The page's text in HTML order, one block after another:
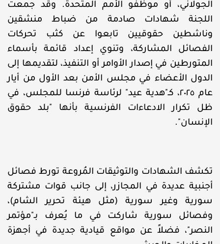
الجولاني، أو موظفو الأمم المتحدة. وقد جمعت
اللجنة شهادات صادمة من ضباط منشقين
وناشطين حقوقيين تابعوا عن كثب تحركات
الفصائل المشاركة، وتنوي إعداد قائمة بأسماء
المتورطين في إصدار الأوامر أو التنفيذ، لتقديمها إلى
الدول الأعضاء في مجلس الأمن بعد الأول من أيار
عام ٢٠٢٥، كـ"هدية عيد" لرئاسة فرنسا للمجلس، في
ظل تكرار الادعاءات الفرنسية بأنها "بلد حقوق
الإنسان".
تكشف الشهادات والتوثيقات المُروعة تورط فصائل
أجنبية عديدة في المجازر، إلى جانب قوات مشتركة
سورية وغير سورية (مثل هيئة تحرير الشام)،
وفصائل سورية شاركت في ما يُعرف بـ"مؤتمر
النصر"، فضلاً عن مواقع قيادية جديدة في أجهزة